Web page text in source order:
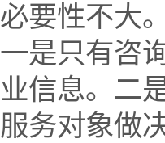
必要性不大
一是只有咨
业信息。二
服务对象做